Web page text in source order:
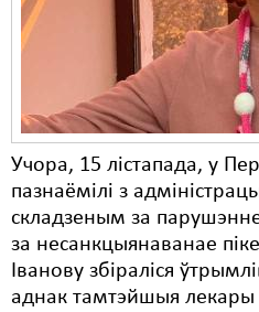
Учора, 15 лістапада, у
пазнаёмілі з
складзеным за
за несанкцыянаванае
Іванову збіраліся
аднак тамтэйшыя лекары